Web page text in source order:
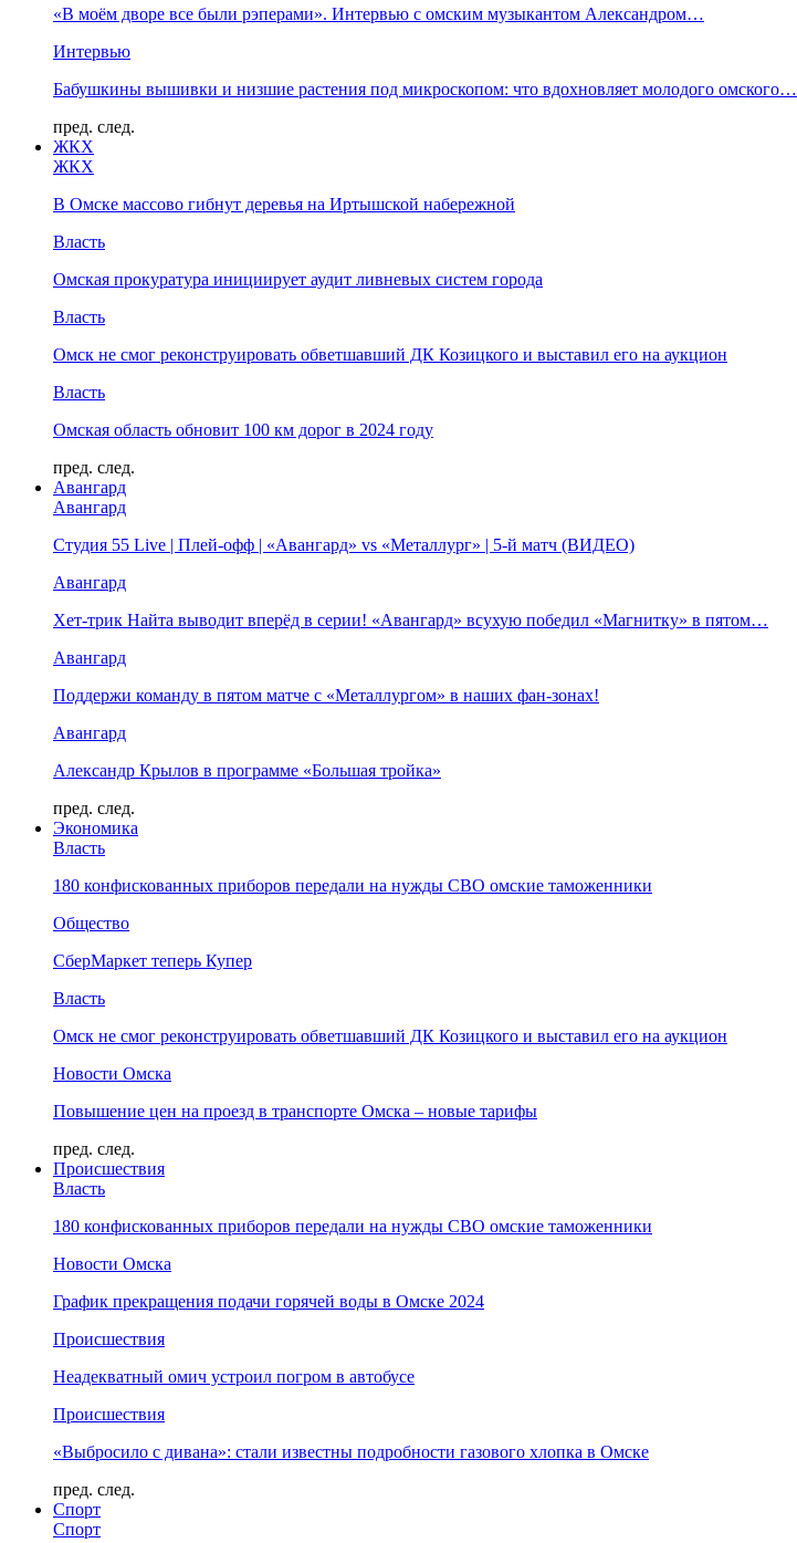
«В моём дворе все были рэперами». Интервью с омским музыкантом Александром…
Интервью
Бабушкины вышивки и низшие растения под микроскопом: что вдохновляет молодого омского…
пред. след.
ЖКХ
ЖКХ
В Омске массово гибнут деревья на Иртышской набережной
Власть
Омская прокуратура инициирует аудит ливневых систем города
Власть
Омск не смог реконструировать обветшавший ДК Козицкого и выставил его на аукцион
Власть
Омская область обновит 100 км дорог в 2024 году
пред. след.
Авангард
Авангард
Студия 55 Live | Плей-офф | «Авангард» vs «Металлург» | 5-й матч (ВИДЕО)
Авангард
Хет-трик Найта выводит вперёд в серии! «Авангард» всухую победил «Магнитку» в пятом…
Авангард
Поддержи команду в пятом матче с «Металлургом» в наших фан-зонах!
Авангард
Александр Крылов в программе «Большая тройка»
пред. след.
Экономика
Власть
180 конфискованных приборов передали на нужды СВО омские таможенники
Общество
СберМаркет теперь Купер
Власть
Омск не смог реконструировать обветшавший ДК Козицкого и выставил его на аукцион
Новости Омска
Повышение цен на проезд в транспорте Омска – новые тарифы
пред. след.
Происшествия
Власть
180 конфискованных приборов передали на нужды СВО омские таможенники
Новости Омска
График прекращения подачи горячей воды в Омске 2024
Происшествия
Неадекватный омич устроил погром в автобусе
Происшествия
«Выбросило с дивана»: стали известны подробности газового хлопка в Омске
пред. след.
Спорт
Спорт